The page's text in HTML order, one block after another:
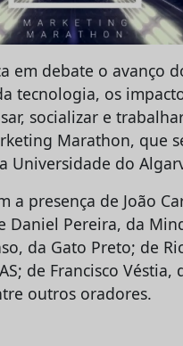
em debate o avanço
tecnologia, os
socializar e
Marathon, que
Universidade do
a presença de João
Daniel Pereira, da
da Gato Preto; de
de Francisco Véstia,
outros oradores.